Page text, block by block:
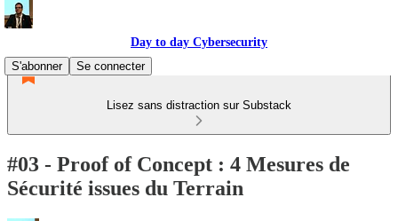
Day to day Cybersecurity
S'abonner
Se connecter
Lisez sans distraction sur Substack
#03 - Proof of Concept : 4 Mesures de
Sécurité issues du Terrain